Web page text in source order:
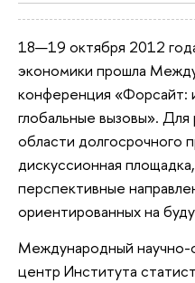
18—19 октября 2012
экономики прошла
конференция «Форсайт:
глобальные вызовы».
области долгосрочного
дискуссионная
перспективные
ориентированных на
Международный научно-
центр Института